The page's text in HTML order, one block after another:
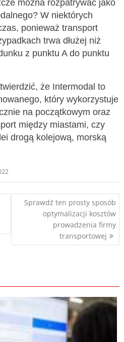
można rozpatrywać jako
W niektórych
ponieważ transport
trwa dłużej niż
z punktu A do punktu
że Intermodal to
który wykorzystuje
na początkowym oraz
między miastami, czy
drogą kolejową, morską
Sprawdź ten prosty sposób
optymalizacji kosztów
prowadzenia firmy
transportowej